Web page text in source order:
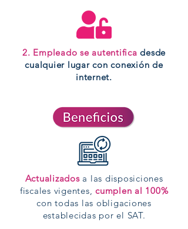
2. Empleado se autentificadesde
cualquier lugar con conexión de
internet.
Actualizadosa las disposiciones
fiscales vigentes, cumplen al 100%
con todas las obligaciones
establecidas por el SAT.